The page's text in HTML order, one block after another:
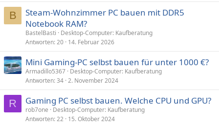
B
Steam-Wohnzimmer PC bauen mit DDR5
Notebook RAM?
BastelBasti
Desktop-Computer: Kaufberatung
Antworten 20 14. Februar 2026
Mini Gaming-PC selbst bauen für unter 1000 €?
Armadillo5367 Desktop-Computer: Kaufberatung
Antworten 34 2. November 2024
R Gaming PC selbst bauen. Welche CPU und GPU?
rob7one
Desktop-Computer: Kaufberatung
Antworten 22 15. Oktober 2024